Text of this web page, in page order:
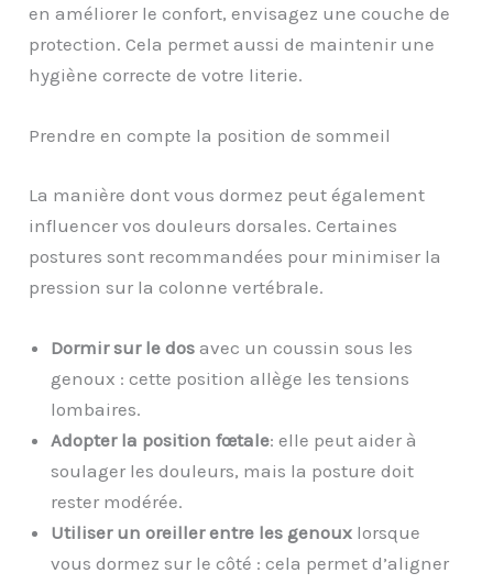
en améliorer le confort, envisagez une couche de
protection. Cela permet aussi de maintenir une
hygiène correcte de votre literie.
Prendre en compte la position de sommeil
La manière dont vous dormez peut également
influencer vos douleurs dorsales. Certaines
postures sont recommandées pour minimiser la
pression sur la colonne vertébrale.
Dormir sur le dos avec un coussin sous les
genoux : cette position allège les tensions
lombaires.
Adopter la position fœtale: elle peut aider à
soulager les douleurs, mais la posture doit
rester modérée.
Utiliser un oreiller entre les genoux lorsque
vous dormez sur le côté : cela permet d’aligner